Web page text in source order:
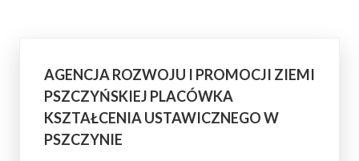
AGENCJA ROZWOJU I PROMOCJI ZIEMI
PSZCZYŃSKIEJ PLACÓWKA
KSZTAŁCENIA USTAWICZNEGO W
PSZCZYNIE